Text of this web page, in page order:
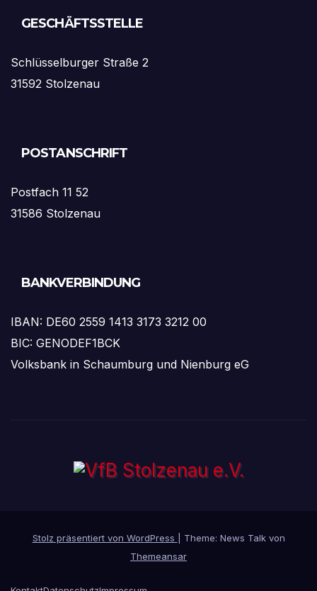
GESCHÄFTSSTELLE
Schlüsselburger Straße 2
31592 Stolzenau
POSTANSCHRIFT
Postfach 11 52
31586 Stolzenau
BANKVERBINDUNG
IBAN: DE60 2559 1413 3173 3212 00
BIC: GENODEF1BCK
Volksbank in Schaumburg und Nienburg eG
Stolz präsentiert von WordPress
Theme: News Talk von
Themeansar